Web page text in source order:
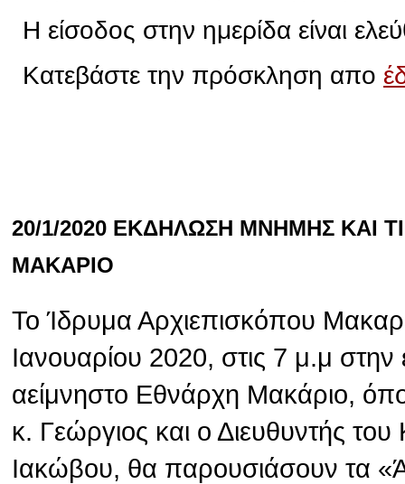
Η είσοδος στην ημερίδα είναι
Κατεβάστε την πρόσκληση απο
20/1/2020 ΕΚΔΗΛΩΣΗ ΜΝΗΜΗΣ ΚΑΙ
ΜΑΚΑΡΙΟ
Το Ίδρυμα Αρχιεπισκόπου
Ιανουαρίου 2020, στις 7 μ.μ
αείμνηστο Εθνάρχη Μακάριο,
κ. Γεώργιος και ο Διευθυντής
Ιακώβου, θα παρουσιάσουν τα